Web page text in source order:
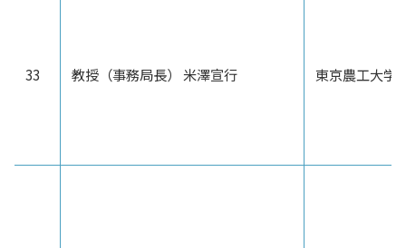
33 教授（事務局長） 米澤宣行 東京農工大学